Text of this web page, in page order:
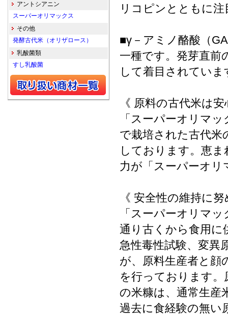
リコピンとともに
■γ－アミノ酪酸（
一種です。発芽直前
して着目されていま
《 原料の古代米は
「スーパーオリマ
で栽培された古代米
しております。恵
力が「スーパーオ
《 安全性の維持に
「スーパーオリマ
通り古くから食用に
急性毒性試験、変異
が、原料生産者と顔
を行っております
の米糠は、通常生産
過去に食経験の無い
アントシアニン
スーパーオリマックス
その他
発酵古代米（オリザロース）
乳酸菌類
すし乳酸菌